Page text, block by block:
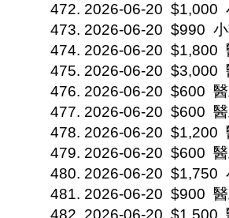
2026-06-20 $1,000
2026-06-20 $990
2026-06-20 $1,800
2026-06-20 $3,000
2026-06-20 $600
2026-06-20 $600
2026-06-20 $1,200
2026-06-20 $600
2026-06-20 $1,750
2026-06-20 $900